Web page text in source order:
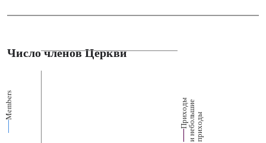
Число членов Церкви
Members П
р
их
о
д
ы
и
н
е
б
о
ль
ш
ие
п
р
и
х
о
ды